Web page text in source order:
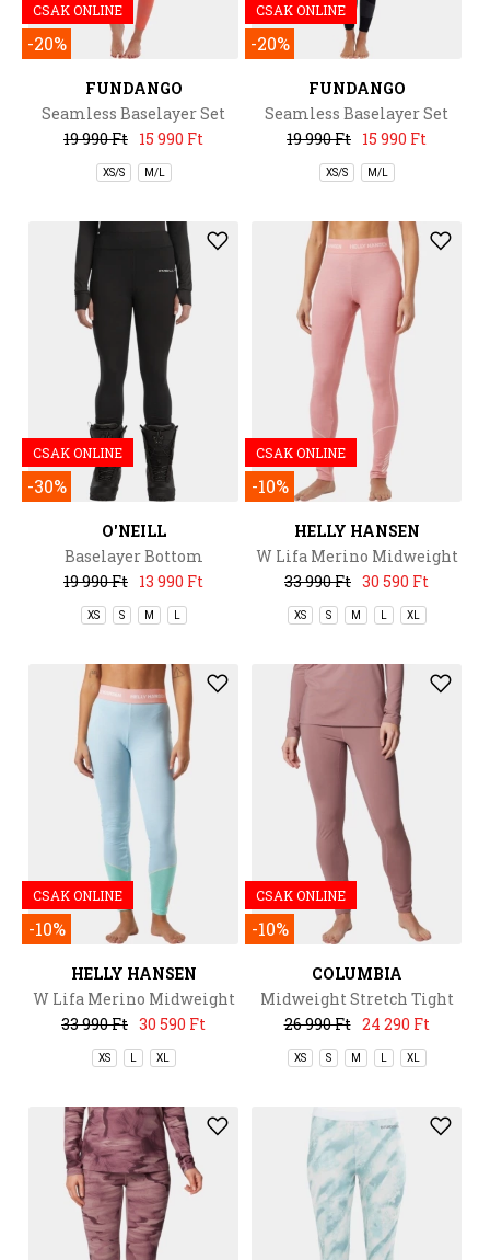
CSAK ONLINE
-20%
FUNDANGO
Seamless Baselayer Set
19 990 Ft 15 990 Ft
XS/S M/L
CSAK ONLINE
-20%
FUNDANGO
Seamless Baselayer Set
19 990 Ft 15 990 Ft
XS/S M/L
CSAK ONLINE
-30%
O'NEILL
Baselayer Bottom
19 990 Ft 13 990 Ft
XS S M
CSAK ONLINE
-10%
HELLY HANSEN
W Lifa Merino Midweight
Pant
33 990 Ft 30 590 Ft
XS S M XL
CSAK ONLINE
-10%
HELLY HANSEN
W Lifa Merino Midweight
Pant
33 990 Ft 30 590 Ft
XS XL
CSAK ONLINE
-10%
COLUMBIA
Midweight Stretch Tight
26 990 Ft 24 290 Ft
XS S M XL